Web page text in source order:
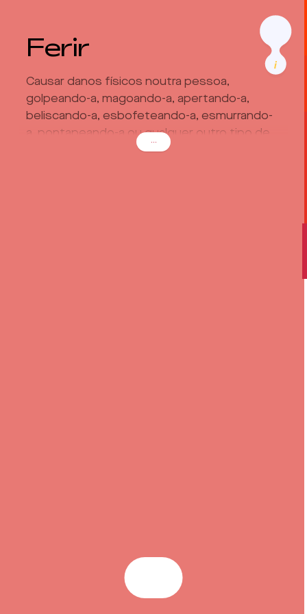
Ferir
Causar danos físicos noutra pessoa,
golpeando-a, magoando-a, apertando-a,
beliscando-a, esbofeteando-a, esmurrando-
a, pontapeando-a ou qualquer outro tipo de
...